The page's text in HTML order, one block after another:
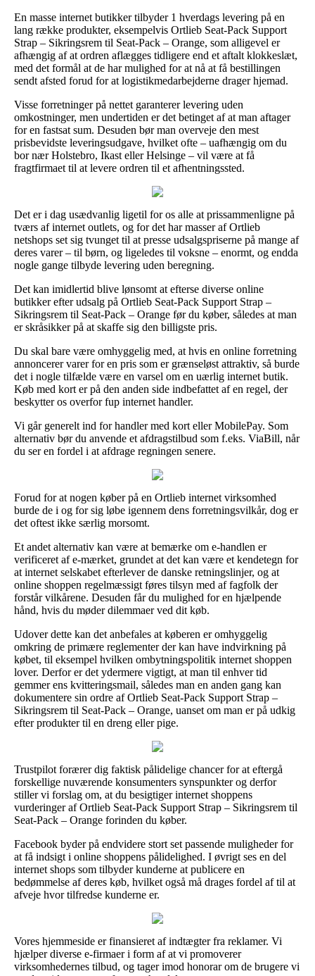
En masse internet butikker tilbyder 1 hverdags levering på en
lang række produkter, eksempelvis Ortlieb Seat-Pack Support
Strap – Sikringsrem til Seat-Pack – Orange, som alligevel er
afhængig af at ordren aflægges tidligere end et aftalt klokkeslæt,
med det formål at de har mulighed for at nå at få bestillingen
sendt afsted forud for at logistikmedarbejderne drager hjemad.
Visse forretninger på nettet garanterer levering uden
omkostninger, men undertiden er det betinget af at man aftager
for en fastsat sum. Desuden bør man overveje den mest
prisbevidste leveringsudgave, hvilket ofte – uafhængig om du
bor nær Holstebro, Ikast eller Helsinge – vil være at få
fragtfirmaet til at levere ordren til et afhentningssted.
Det er i dag usædvanlig ligetil for os alle at prissammenligne på
tværs af internet outlets, og for det har masser af Ortlieb
netshops set sig tvunget til at presse udsalgspriserne på mange af
deres varer – til børn, og ligeledes til voksne – enormt, og endda
nogle gange tilbyde levering uden beregning.
Det kan imidlertid blive lønsomt at efterse diverse online
butikker efter udsalg på Ortlieb Seat-Pack Support Strap –
Sikringsrem til Seat-Pack – Orange før du køber, således at man
er skråsikker på at skaffe sig den billigste pris.
Du skal bare være omhyggelig med, at hvis en online forretning
annoncerer varer for en pris som er grænseløst attraktiv, så burde
det i nogle tilfælde være en varsel om en uærlig internet butik.
Køb med kort er på den anden side indbefattet af en regel, der
beskytter os overfor fup internet handler.
Vi går generelt ind for handler med kort eller MobilePay. Som
alternativ bør du anvende et afdragstilbud som f.eks. ViaBill, når
du ser en fordel i at afdrage regningen senere.
Forud for at nogen køber på en Ortlieb internet virksomhed
burde de i og for sig løbe igennem dens forretningsvilkår, dog er
det oftest ikke særlig morsomt.
Et andet alternativ kan være at bemærke om e-handlen er
verificeret af e-mærket, grundet at det kan være et kendetegn for
at internet selskabet efterlever de danske retningslinjer, og at
online shoppen regelmæssigt føres tilsyn med af fagfolk der
forstår vilkårene. Desuden får du mulighed for en hjælpende
hånd, hvis du møder dilemmaer ved dit køb.
Udover dette kan det anbefales at køberen er omhyggelig
omkring de primære reglementer der kan have indvirkning på
købet, til eksempel hvilken ombytningspolitik internet shoppen
lover. Derfor er det ydermere vigtigt, at man til enhver tid
gemmer ens kvitteringsmail, således man en anden gang kan
dokumentere sin ordre af Ortlieb Seat-Pack Support Strap –
Sikringsrem til Seat-Pack – Orange, uanset om man er på udkig
efter produkter til en dreng eller pige.
Trustpilot forærer dig faktisk pålidelige chancer for at eftergå
forskellige nuværende konsumenters synspunkter og derfor
stiller vi forslag om, at du besigtiger internet shoppens
vurderinger af Ortlieb Seat-Pack Support Strap – Sikringsrem til
Seat-Pack – Orange forinden du køber.
Facebook byder på endvidere stort set passende muligheder for
at få indsigt i online shoppens pålidelighed. I øvrigt ses en del
internet shops som tilbyder kunderne at publicere en
bedømmelse af deres køb, hvilket også må drages fordel af til at
afveje hvor tilfredse kunderne er.
Vores hjemmeside er finansieret af indtægter fra reklamer. Vi
hjælper diverse e-firmaer i form af at vi promoverer
virksomhedernes tilbud, og tager imod honorar om de brugere vi